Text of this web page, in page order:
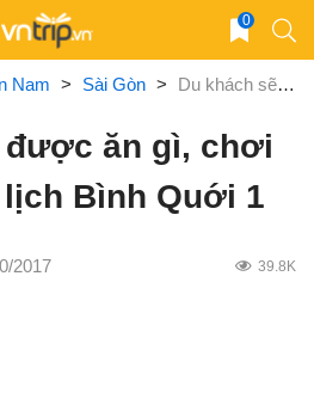
0
Nam > Sài Gòn > Du khách sẽ được ăn gì, chơi gì tại khu du lịch Bình Quới 1
được ăn gì, chơi
Bình Quới 1
2017 39.8K